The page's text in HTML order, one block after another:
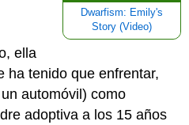
Dwarfism: Emily's
Story (Video)
ella
ha tenido que enfrentar,
automóvil) como
adoptiva a los 15 años